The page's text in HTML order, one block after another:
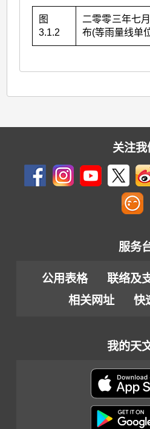
图
3.1.2
二零零三年七
布(等雨量线单
关注我
服务
公用表格 联络及
相关网址
快
我的天